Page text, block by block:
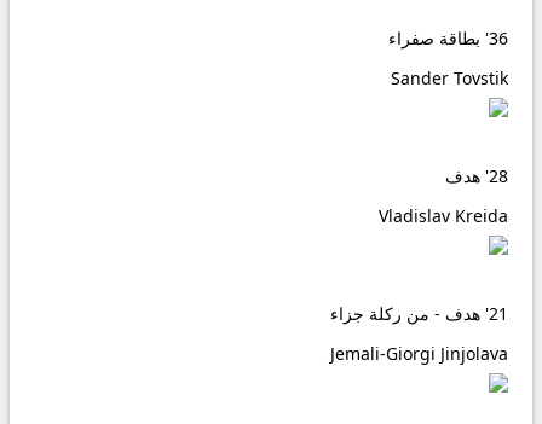
36' بطاقة صفراء
Sander Tovstik
28' هدف
Vladislav Kreida
21' هدف - من ركلة جزاء
Jemali-Giorgi Jinjolava